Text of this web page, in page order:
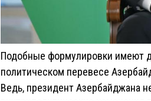
Подобные формулировки имеют
политическом перевесе
Ведь, президент Азербайджана